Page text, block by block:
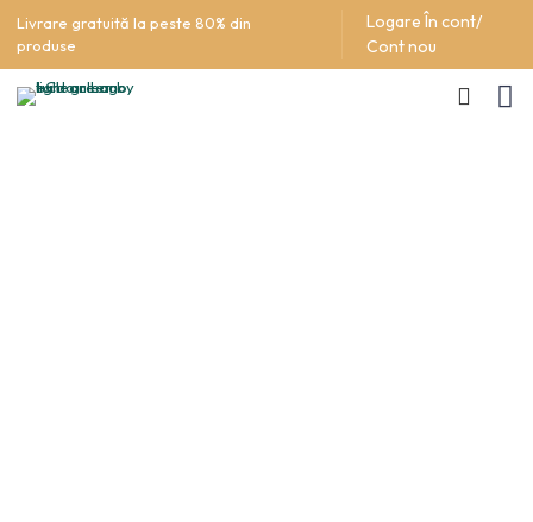
Livrare gratuită la peste 80% din
produse
Logare În cont/
Cont nou